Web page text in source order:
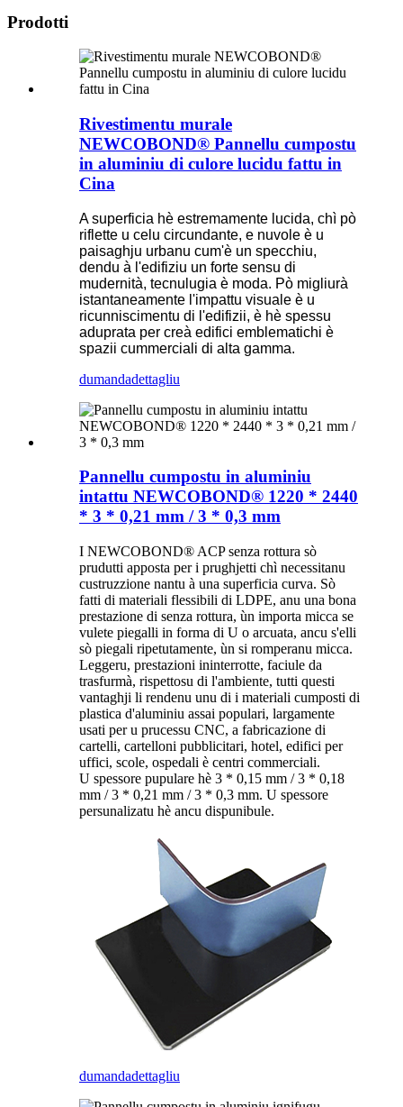
Prodotti
Rivestimentu murale
NEWCOBOND® Pannellu cumpostu
in aluminiu di culore lucidu fattu in
Cina
A superficia hè estremamente lucida, chì pò
riflette u celu circundante, e nuvole è u
paisaghju urbanu cum'è un specchiu,
dendu à l'edifiziu un forte sensu di
mudernità, tecnulugia è moda. Pò migliurà
istantaneamente l'impattu visuale è u
ricunniscimentu di l'edifizii, è hè spessu
aduprata per creà edifici emblematichi è
spazii cummerciali di alta gamma.
dumandadettagliu
Pannellu cumpostu in aluminiu
intattu NEWCOBOND® 1220 * 2440
* 3 * 0,21 mm / 3 * 0,3 mm
I NEWCOBOND® ACP ​​senza rottura sò
prudutti apposta per i prughjetti chì necessitanu
custruzzione nantu à una superficia curva. Sò
fatti di materiali flessibili di LDPE, anu una bona
prestazione di senza rottura, ùn importa micca se
vulete piegalli in forma di U o arcuata, ancu s'elli
sò piegali ripetutamente, ùn si romperanu micca.
Leggeru, prestazioni ininterrotte, faciule da
trasfurmà, rispettosu di l'ambiente, tutti questi
vantaghji li rendenu unu di i materiali cumposti di
plastica d'aluminiu assai populari, largamente
usati per u prucessu CNC, a fabricazione di
cartelli, cartelloni pubblicitari, hotel, edifici per
uffici, scole, ospedali è centri commerciali.
U spessore pupulare hè 3 * 0,15 mm / 3 * 0,18
mm / 3 * 0,21 mm / 3 * 0,3 mm. U spessore
persunalizatu hè ancu dispunibule.
dumandadettagliu